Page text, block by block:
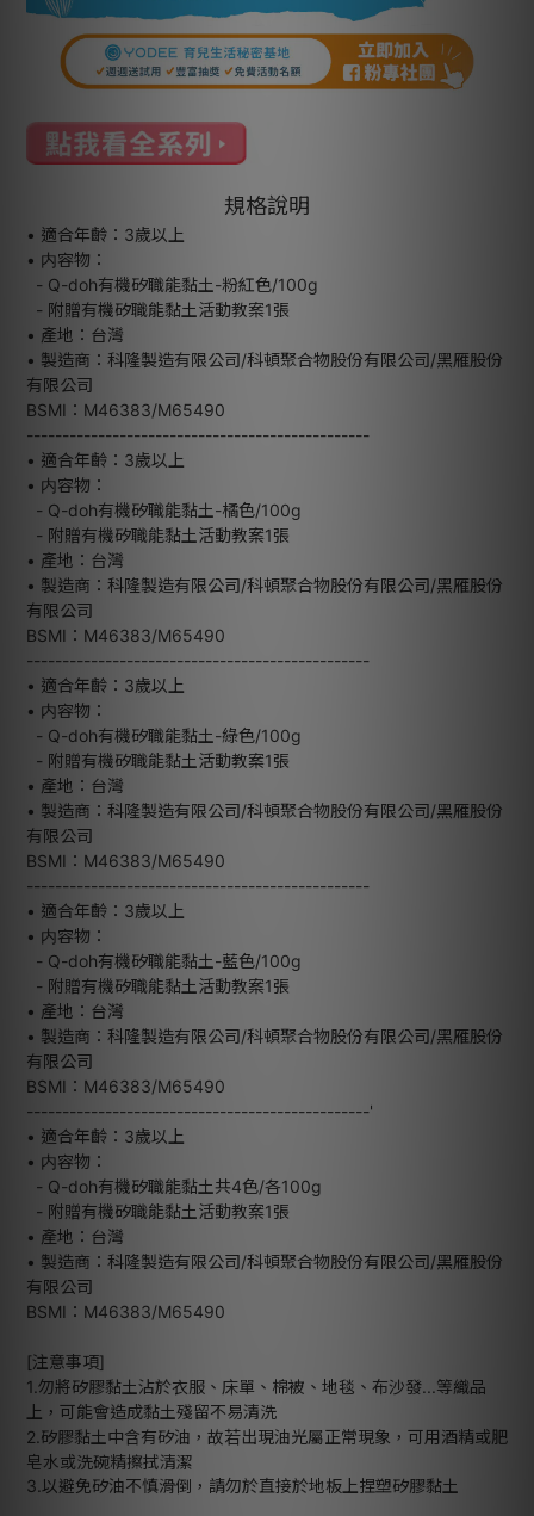
規格說明
• 適合年齡：3歲以上
• 内容物：
- Q-doh有機矽職能黏土-粉紅色/100g
- 附贈有機矽職能黏土活動教案1張
• 產地：台灣
• 製造商：科隆製造有限公司/科頓聚合物股份有限公司/黑雁股份
有限公司
BSMI：M46383/M65490
------------------------------------------------
• 適合年齡：3歲以上
• 内容物：
- Q-doh有機矽職能黏土-橘色/100g
- 附贈有機矽職能黏土活動教案1張
• 產地：台灣
• 製造商：科隆製造有限公司/科頓聚合物股份有限公司/黑雁股份
有限公司
BSMI：M46383/M65490
------------------------------------------------
• 適合年齡：3歲以上
• 内容物：
- Q-doh有機矽職能黏土-綠色/100g
- 附贈有機矽職能黏土活動教案1張
• 產地：台灣
• 製造商：科隆製造有限公司/科頓聚合物股份有限公司/黑雁股份
有限公司
BSMI：M46383/M65490
------------------------------------------------
• 適合年齡：3歲以上
• 内容物：
- Q-doh有機矽職能黏土-藍色/100g
- 附贈有機矽職能黏土活動教案1張
• 產地：台灣
• 製造商：科隆製造有限公司/科頓聚合物股份有限公司/黑雁股份
有限公司
BSMI：M46383/M65490
------------------------------------------------'
• 適合年齡：3歲以上
• 内容物：
- Q-doh有機矽職能黏土共4色/各100g
- 附贈有機矽職能黏土活動教案1張
• 產地：台灣
• 製造商：科隆製造有限公司/科頓聚合物股份有限公司/黑雁股份
有限公司
BSMI：M46383/M65490
[注意事項]
1.勿將矽膠黏土沾於衣服、床單、棉被、地毯、布沙發...等織品
上，可能會造成黏土殘留不易清洗
2.矽膠黏土中含有矽油，故若出現油光屬正常現象，可用酒精或肥
皂水或洗碗精擦拭清潔
3.以避免矽油不慎滑倒，請勿於直接於地板上捏塑矽膠黏土